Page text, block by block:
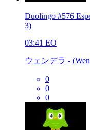
Duolingo #576
3)
03:41 EO
ウェンデラ -
0
0
0